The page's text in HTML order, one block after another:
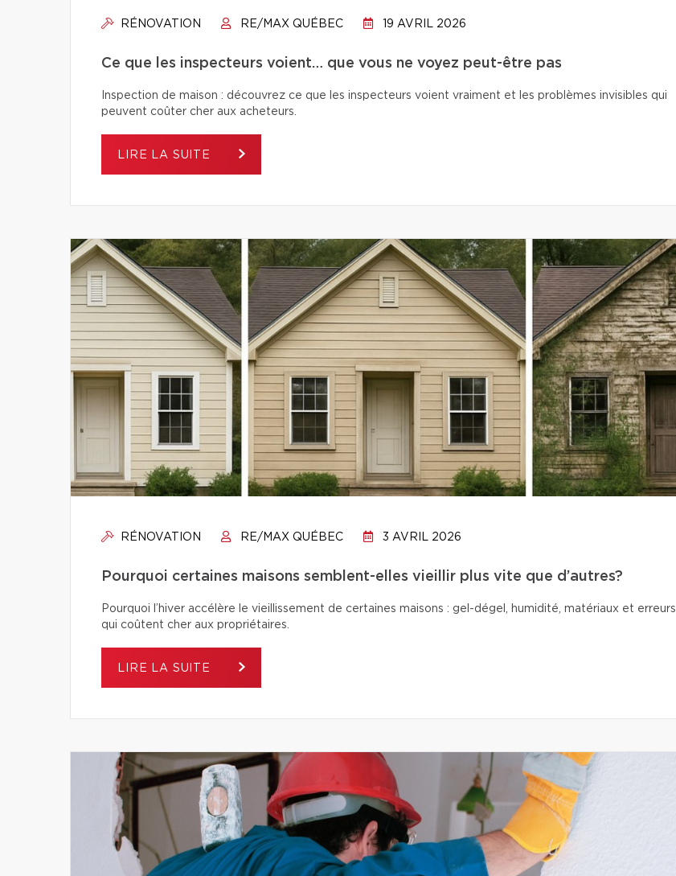
RÉNOVATION RE/MAX QUÉBEC 19 AVRIL 2026
Ce que les inspecteurs voient… que vous ne voyez peut-être pas
Inspection de maison : découvrez ce que les inspecteurs voient vraiment et les problèmes invisibles qui
peuvent coûter cher aux acheteurs.
LIRE LA SUITE
RÉNOVATION RE/MAX QUÉBEC 3 AVRIL 2026
Pourquoi certaines maisons semblent-elles vieillir plus vite que d’autres?
Pourquoi l’hiver accélère le vieillissement de certaines maisons : gel-dégel, humidité, matériaux et erreurs
qui coûtent cher aux propriétaires.
LIRE LA SUITE